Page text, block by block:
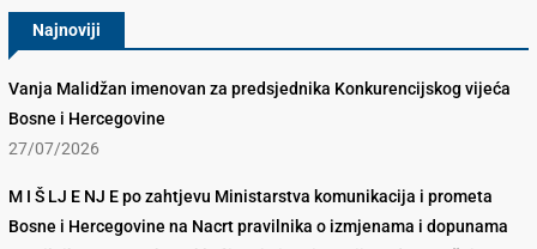
Najnoviji
Vanja Malidžan imenovan za predsjednika Konkurencijskog vijeća
Bosne i Hercegovine
27/07/2026
M I Š LJ E NJ E po zahtjevu Ministarstva komunikacija i prometa
Bosne i Hercegovine na Nacrt pravilnika o izmjenama i dopunama